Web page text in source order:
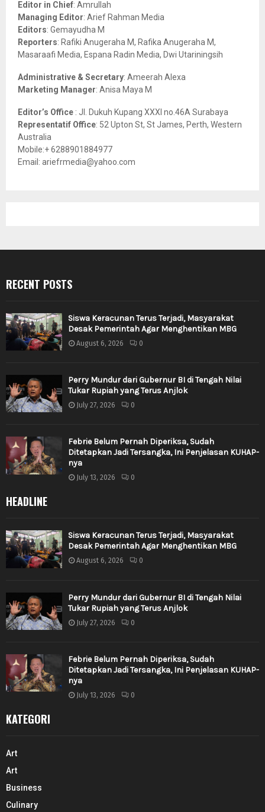
r
:
Editor in Chief: Amrullah
Managing Editor: Arief Rahman Media
Editors: Gemayudha M
Reporters: Rafiki Anugeraha M, Rafika Anugeraha M,
Masaraafi Media, Espana Radin Media, Dwi Utariningsih
Administrative & Secretary: Ameerah Alexa
Marketing Manager: Anisa Maya M
Editor’s Office : Jl. Dukuh Kupang XXXI no.46A Surabaya
Representatif Office: 52 Upton St, St James, Perth, Western
Australia
Mobile:+ 6288901884977
Email: ariefrmedia@yahoo.com
RECENT POSTS
Siswa Keracunan Terus Terjadi, Masyarakat
Desak Pemerintah Agar Menghentikan MBG
August 6, 2026 0
Perry Mundur dari Gubernur BI di Tengah Nilai
Tukar Rupiah yang Terus Anjlok
July 27, 2026 0
Febrie Belum Pernah Diperiksa, Sudah
Ditetapkan Jadi Tersangka, Ini Penjelasan KUHAP-
nya
July 13, 2026 0
HEADLINE
Siswa Keracunan Terus Terjadi, Masyarakat
Desak Pemerintah Agar Menghentikan MBG
August 6, 2026 0
Perry Mundur dari Gubernur BI di Tengah Nilai
Tukar Rupiah yang Terus Anjlok
July 27, 2026 0
Febrie Belum Pernah Diperiksa, Sudah
Ditetapkan Jadi Tersangka, Ini Penjelasan KUHAP-
nya
July 13, 2026 0
KATEGORI
Art
Art
Business
Culinary